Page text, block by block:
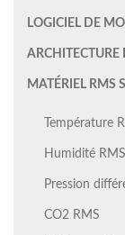
LOGICIEL DE
ARCHITECTURE
MATÉRIEL RMS
Température
Humidité RMS
Pression
CO2 RMS